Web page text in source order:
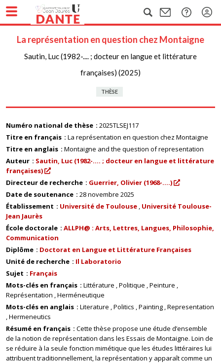
La représentation en question chez Montaigne
Sautin, Luc (1982-.... ; docteur en langue et littérature
françaises) (2025)
THÈSE
Numéro national de thèse
2025TLSEJ117
Titre en français
La représentation en question chez Montaigne
Titre en anglais
Montaigne and the question of representation
Auteur
Sautin, Luc (1982-.... ; docteur en langue et littérature
françaises)
Directeur de recherche
Guerrier, Olivier (1968-....)
Date de soutenance
28 novembre 2025
Établissement
Université de Toulouse Université Toulouse-
Jean Jaurès
École doctorale
ALLPH@ : Arts, Lettres, Langues, Philosophie,
Communication
Diplôme
Doctorat en Langue et Littérature Françaises
Unité de recherche
Il Laboratorio
Sujet
Français
Mots-clés en français
Littérature Politique Peinture
Représentation Herméneutique
Mots-clés en anglais
Literature Politics Painting Representation
Hermeneutics
Résumé en français
Cette thèse propose une étude d’ensemble
de la notion de représentation dans les Essais de Montaigne. Loin de
se réduire à la seule fonction mimétique que les études littéraires lui
attribuent traditionnellement, la représentation y apparaît comme un